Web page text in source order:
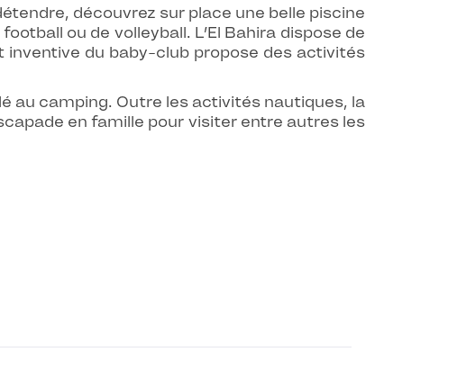
découvrez sur place une belle piscine
ou de volleyball. L’El Bahira dispose de
inventive du baby-club propose des activités
au camping. Outre les activités nautiques, la
en famille pour visiter entre autres les